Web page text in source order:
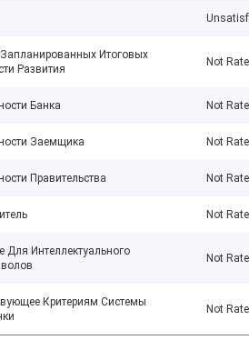
Итоговых
Развития
Not
Банка Not
Заемщика Not
Правительства Not
Not
Для Интеллектуального
Not
Критериям Системы
Not